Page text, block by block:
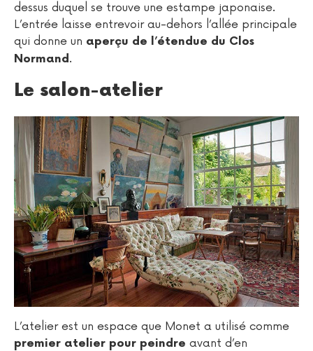
dessus duquel se trouve une estampe japonaise.
L’entrée laisse entrevoir au-dehors l’allée principale
qui donne un aperçu de l’étendue du Clos
Normand.
Le salon-atelier
L’atelier est un espace que Monet a utilisé comme
premier atelier pour peindre avant d’en